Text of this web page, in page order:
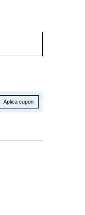
Aplica cupon